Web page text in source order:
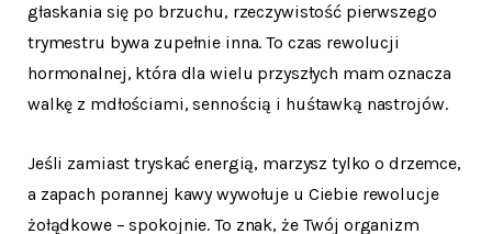
głaskania się po brzuchu, rzeczywistość pierwszego
trymestru bywa zupełnie inna. To czas rewolucji
hormonalnej, która dla wielu przyszłych mam oznacza
walkę z mdłościami, sennością i huśtawką nastrojów.
Jeśli zamiast tryskać energią, marzysz tylko o drzemce,
a zapach porannej kawy wywołuje u Ciebie rewolucje
żołądkowe – spokojnie. To znak, że Twój organizm